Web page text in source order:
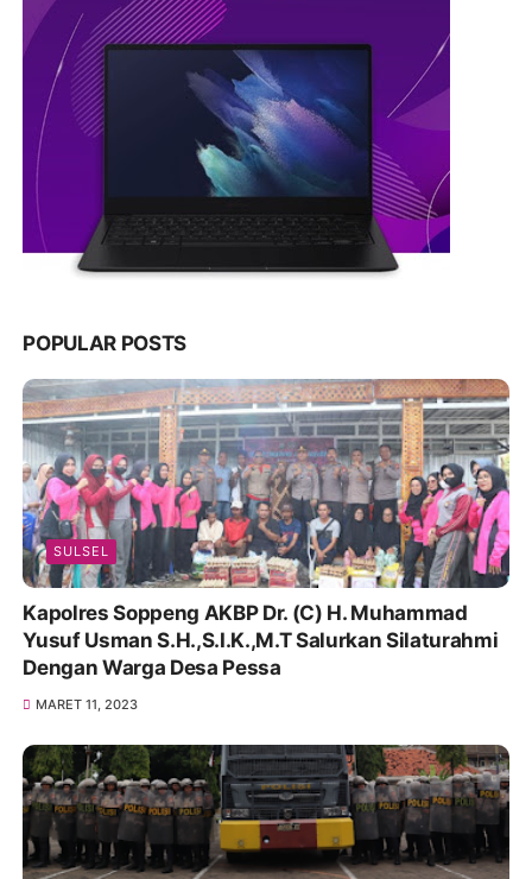
POPULAR POSTS
SULSEL
Kapolres Soppeng AKBP Dr. (C) H. Muhammad
Yusuf Usman S.H.,S.I.K.,M.T Salurkan Silaturahmi
Dengan Warga Desa Pessa
MARET 11, 2023